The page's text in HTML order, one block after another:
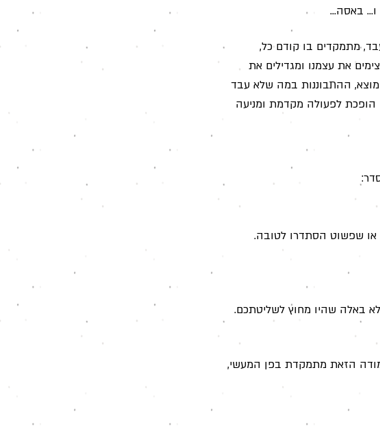
באסה...
מתמקדים בו קודם כל,
את עצמנו ומגדילים את
ההתבוננות במה שלא עבד
לפעולה מקדמת ומניעה
או שפשוט הסתדרו לטובה.
באלה שהיו מחוץ לשליטתכם.
הזאת מתמקדת בפן המעשי,